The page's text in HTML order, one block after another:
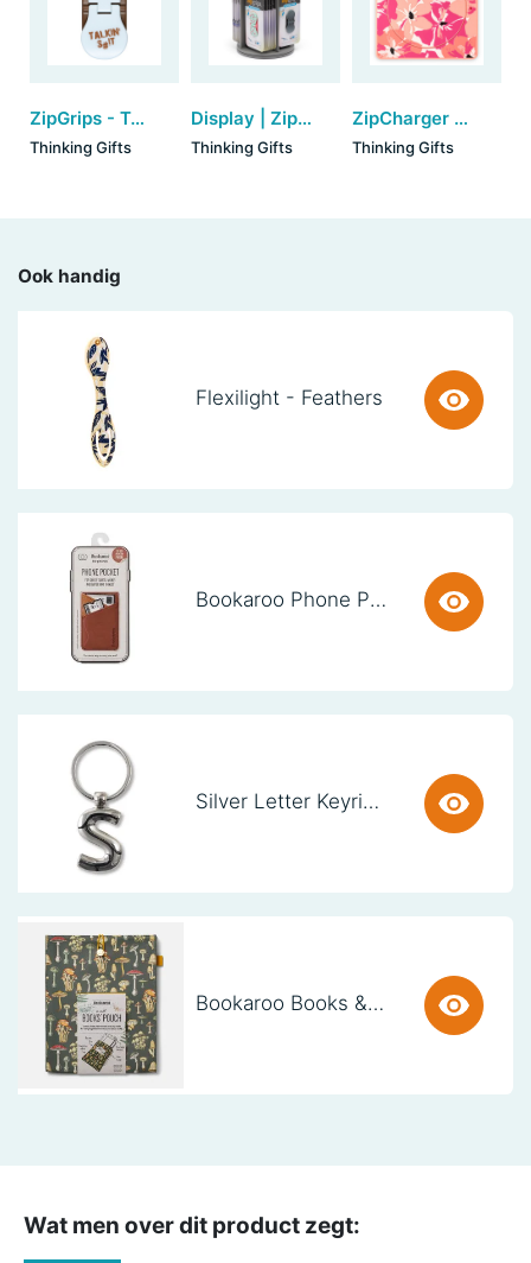
ZipGrips - Talking SH!t
Thinking Gifts
Display | ZipGrips (24 stuks)
Thinking Gifts
ZipCharger - Floral
Thinking Gifts
Ook handig
Flexilight - Feathers
Bookaroo Phone Pocket - Brown
Silver Letter Keyring - S (set van 3)
Bookaroo Books & Stuff Pouch - Botanical
Wat men over dit product zegt: